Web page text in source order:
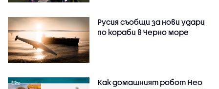
Русия съобщи за нови удари
по кораби в Черно море
Как домашният робот Нео